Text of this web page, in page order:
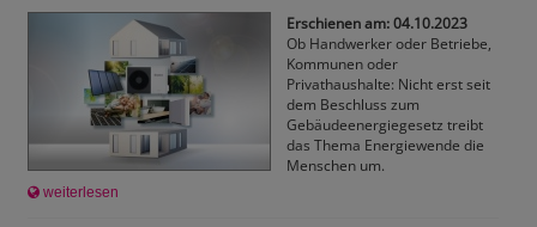
Erschienen am: 04.10.2023
Ob Handwerker oder Betriebe,
Kommunen oder
Privathaushalte: Nicht erst seit
dem Beschluss zum
Gebäudeenergiegesetz treibt
das Thema Energiewende die
Menschen um.
weiterlesen